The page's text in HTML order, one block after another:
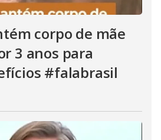
corpo de mãe
3 anos para
#falabrasil